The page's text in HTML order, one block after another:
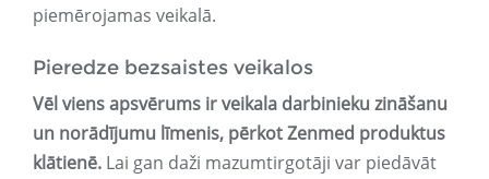
piemērojamas veikalā.
Pieredze bezsaistes veikalos
Vēl viens apsvērums ir veikala darbinieku zināšanu
un norādījumu līmenis, pērkot Zenmed produktus
klātienē. Lai gan daži mazumtirgotāji var piedāvāt